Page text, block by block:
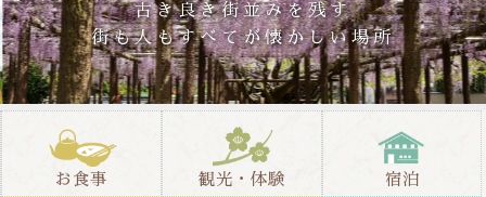
古き良き街並みを残す
街も人もすべてが懐かしい場所
お食事 観光・体験 宿泊